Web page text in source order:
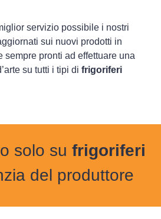
servizio possibile i nostri
sui nuovi prodotti in
sempre pronti ad effettuare una
su tutti i tipi di frigoriferi
solo su frigoriferi
del produttore